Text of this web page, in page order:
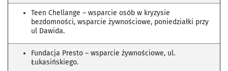
Teen Chellange – wsparcie osób w kryzysie
bezdomności, wsparcie żywnościowe, poniedziałki przy
ul Dawida.
Fundacja Presto – wsparcie żywnościowe, ul.
Łukasińskiego.